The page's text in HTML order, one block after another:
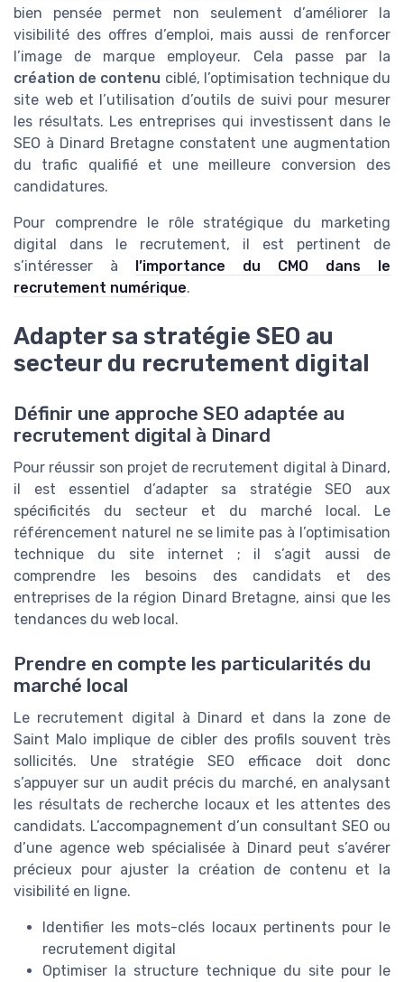
bien pensée permet non seulement d’améliorer la
visibilité des offres d’emploi, mais aussi de renforcer
l’image de marque employeur. Cela passe par la
création de contenu ciblé, l’optimisation technique du
site web et l’utilisation d’outils de suivi pour mesurer
les résultats. Les entreprises qui investissent dans le
SEO à Dinard Bretagne constatent une augmentation
du trafic qualifié et une meilleure conversion des
candidatures.
Pour comprendre le rôle stratégique du marketing
digital dans le recrutement, il est pertinent de
s’intéresser à l’importance du CMO dans le
recrutement numérique.
Adapter sa stratégie SEO au
secteur du recrutement digital
Définir une approche SEO adaptée au
recrutement digital à Dinard
Pour réussir son projet de recrutement digital à Dinard,
il est essentiel d’adapter sa stratégie SEO aux
spécificités du secteur et du marché local. Le
référencement naturel ne se limite pas à l’optimisation
technique du site internet ; il s’agit aussi de
comprendre les besoins des candidats et des
entreprises de la région Dinard Bretagne, ainsi que les
tendances du web local.
Prendre en compte les particularités du
marché local
Le recrutement digital à Dinard et dans la zone de
Saint Malo implique de cibler des profils souvent très
sollicités. Une stratégie SEO efficace doit donc
s’appuyer sur un audit précis du marché, en analysant
les résultats de recherche locaux et les attentes des
candidats. L’accompagnement d’un consultant SEO ou
d’une agence web spécialisée à Dinard peut s’avérer
précieux pour ajuster la création de contenu et la
visibilité en ligne.
Identifier les mots-clés locaux pertinents pour le
recrutement digital
Optimiser la structure technique du site pour le